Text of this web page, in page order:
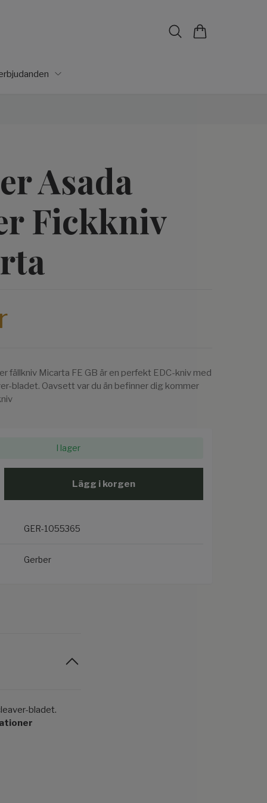
Asada
Fickkniv
fällkniv Micarta FE GB är en perfekt EDC-kniv med
bladet. Oavsett var du än befinner dig kommer
I lager
Lägg i korgen
GER-1055365
Gerber
bladet.